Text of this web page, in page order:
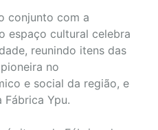
conjunto com a
espaço cultural celebra
reunindo itens das
no
e social da região, e
Fábrica Ypu.